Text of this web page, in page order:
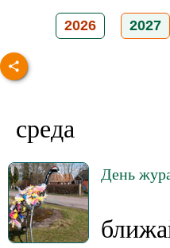
2026 2027
среда
День